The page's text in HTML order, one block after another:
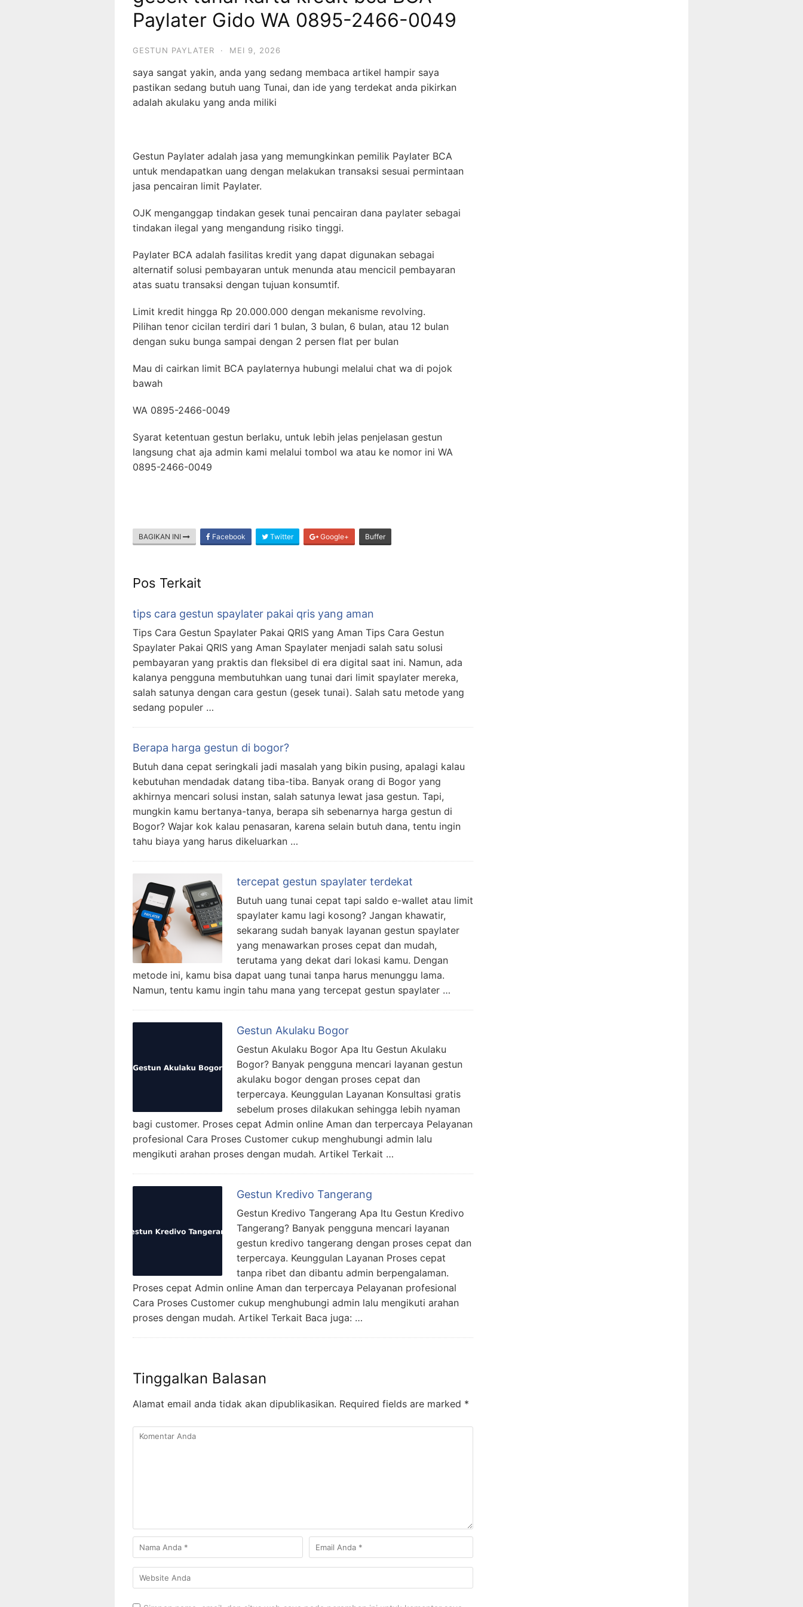
Paylater Gido WA 0895-2466-0049
GESTUN PAYLATER · MEI 9, 2026
saya sangat yakin, anda yang sedang membaca artikel hampir saya
pastikan sedang butuh uang Tunai, dan ide yang terdekat anda pikirkan
adalah akulaku yang anda miliki
Gestun Paylater adalah jasa yang memungkinkan pemilik Paylater BCA
untuk mendapatkan uang dengan melakukan transaksi sesuai permintaan
jasa pencairan limit Paylater.
OJK menganggap tindakan gesek tunai pencairan dana paylater sebagai
tindakan ilegal yang mengandung risiko tinggi.
Paylater BCA adalah fasilitas kredit yang dapat digunakan sebagai
alternatif solusi pembayaran untuk menunda atau mencicil pembayaran
atas suatu transaksi dengan tujuan konsumtif.
Limit kredit hingga Rp 20.000.000 dengan mekanisme revolving.
Pilihan tenor cicilan terdiri dari 1 bulan, 3 bulan, 6 bulan, atau 12 bulan
dengan suku bunga sampai dengan 2 persen flat per bulan
Mau di cairkan limit BCA paylaternya hubungi melalui chat wa di pojok
bawah
WA 0895-2466-0049
Syarat ketentuan gestun berlaku, untuk lebih jelas penjelasan gestun
langsung chat aja admin kami melalui tombol wa atau ke nomor ini WA
0895-2466-0049
BAGIKAN INI Facebook Twitter Google+ Buffer
Pos Terkait
tips cara gestun spaylater pakai qris yang aman
Tips Cara Gestun Spaylater Pakai QRIS yang Aman Tips Cara Gestun
Spaylater Pakai QRIS yang Aman Spaylater menjadi salah satu solusi
pembayaran yang praktis dan fleksibel di era digital saat ini. Namun, ada
kalanya pengguna membutuhkan uang tunai dari limit spaylater mereka,
salah satunya dengan cara gestun (gesek tunai). Salah satu metode yang
sedang populer …
Berapa harga gestun di bogor?
Butuh dana cepat seringkali jadi masalah yang bikin pusing, apalagi kalau
kebutuhan mendadak datang tiba-tiba. Banyak orang di Bogor yang
akhirnya mencari solusi instan, salah satunya lewat jasa gestun. Tapi,
mungkin kamu bertanya-tanya, berapa sih sebenarnya harga gestun di
Bogor? Wajar kok kalau penasaran, karena selain butuh dana, tentu ingin
tahu biaya yang harus dikeluarkan …
tercepat gestun spaylater terdekat
Butuh uang tunai cepat tapi saldo e-wallet atau limit
spaylater kamu lagi kosong? Jangan khawatir,
sekarang sudah banyak layanan gestun spaylater
yang menawarkan proses cepat dan mudah,
terutama yang dekat dari lokasi kamu. Dengan
metode ini, kamu bisa dapat uang tunai tanpa harus menunggu lama.
Namun, tentu kamu ingin tahu mana yang tercepat gestun spaylater …
Gestun Akulaku Bogor
Gestun Akulaku Bogor Apa Itu Gestun Akulaku
Bogor? Banyak pengguna mencari layanan gestun
akulaku bogor dengan proses cepat dan
terpercaya. Keunggulan Layanan Konsultasi gratis
sebelum proses dilakukan sehingga lebih nyaman
bagi customer. Proses cepat Admin online Aman dan terpercaya Pelayanan
profesional Cara Proses Customer cukup menghubungi admin lalu
mengikuti arahan proses dengan mudah. Artikel Terkait …
Gestun Kredivo Tangerang
Gestun Kredivo Tangerang Apa Itu Gestun Kredivo
Tangerang? Banyak pengguna mencari layanan
gestun kredivo tangerang dengan proses cepat dan
terpercaya. Keunggulan Layanan Proses cepat
tanpa ribet dan dibantu admin berpengalaman.
Proses cepat Admin online Aman dan terpercaya Pelayanan profesional
Cara Proses Customer cukup menghubungi admin lalu mengikuti arahan
proses dengan mudah. Artikel Terkait Baca juga: …
Tinggalkan Balasan
Alamat email anda tidak akan dipublikasikan. Required fields are marked *